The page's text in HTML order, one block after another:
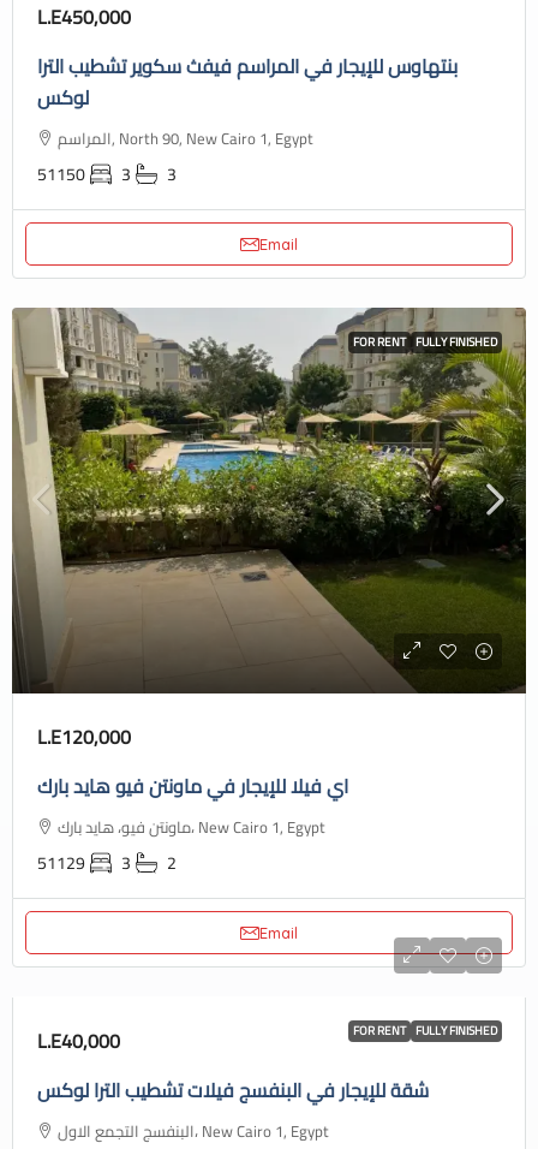
L.E450,000
بنتهاوس للإيجار في المراسم فيفث سكوير تشطيب الترا
لوكس
المراسم, North 90, New Cairo 1, Egypt
51150 3 3
Email
FOR RENT FULLY FINISHED
L.E120,000
اي فيلا للإيجار في ماونتن فيو هايد بارك
ماونتن فيو، هايد بارك، New Cairo 1, Egypt
51129 3 2
Email
FOR RENT FULLY FINISHED
L.E40,000
شقة للإيجار في البنفسج فيلات تشطيب الترا لوكس
البنفسج التجمع الاول، New Cairo 1, Egypt